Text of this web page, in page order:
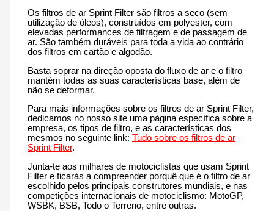
Os filtros de ar Sprint Filter são filtros a seco (sem
utilização de óleos), construídos em polyester, com
elevadas performances de filtragem e de passagem de
ar. São também duráveis para toda a vida ao contrário
dos filtros em cartão e algodão.
Basta soprar na direção oposta do fluxo de ar e o filtro
mantém todas as suas características base, além de
não se deformar.
Para mais informações sobre os filtros de ar Sprint Filter,
dedicamos no nosso site uma página específica sobre a
empresa, os tipos de filtro, e as características dos
mesmos no seguinte link:Tudo sobre os filtros de ar
Sprint Filter.
Junta-te aos milhares de motociclistas que usam Sprint
Filter e ficarás a compreender porquê que é o filtro de ar
escolhido pelos principais construtores mundiais, e nas
competições internacionais de motociclismo: MotoGP,
WSBK, BSB, Todo o Terreno, entre outras.